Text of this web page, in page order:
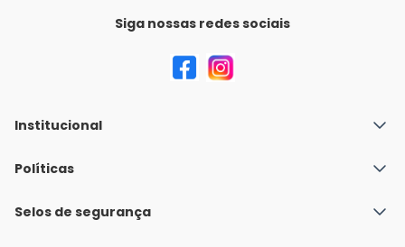
Siga nossas redes sociais
Institucional
Quem Somos
Nossas lojas
Políticas
Política de Envio
Selos de segurança